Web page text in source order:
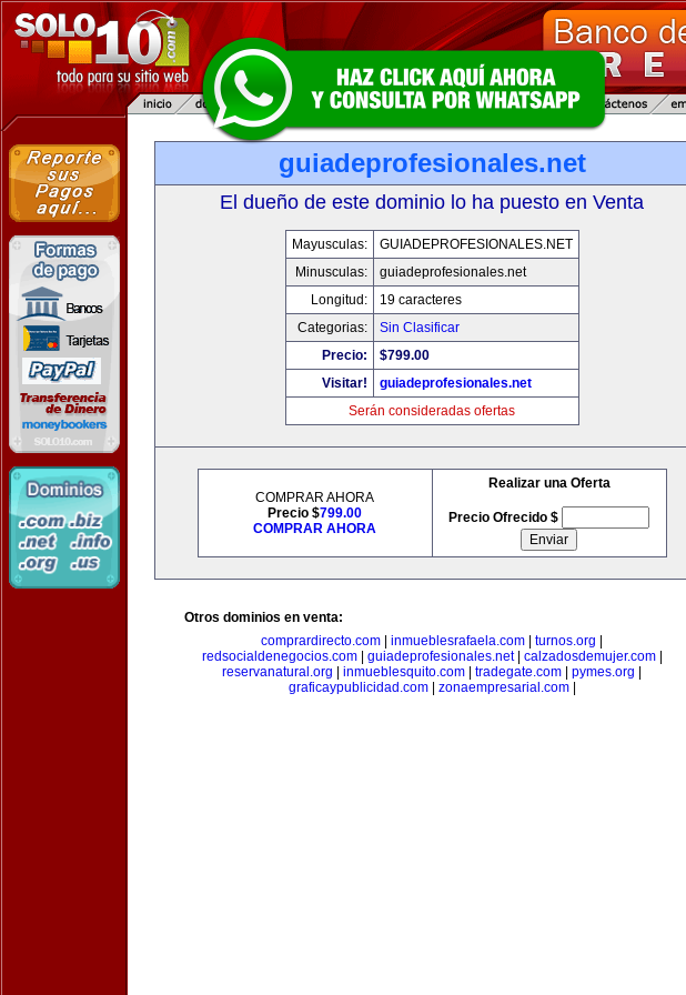
guiadeprofesionales.net
El dueño de este dominio lo ha puesto en Venta
Mayusculas:
GUIADEPROFESIONALES.NET
Minusculas:
guiadeprofesionales.net
Longitud:
19 caracteres
Categorias:
Sin Clasificar
Precio:
$799.00
Visitar!
guiadeprofesionales.net
Serán consideradas ofertas
COMPRAR AHORA
Precio $799.00
COMPRAR AHORA
Realizar una Oferta
Precio Ofrecido $
Otros dominios en venta:
comprardirecto.com
inmueblesrafaela.com turnos.org
redsocialdenegocios.com| guiadeprofesionales.net| calzadosdemujer.com|
reservanatural.org
inmueblesquito.com tradegate.com pymes.org
graficaypublicidad.com| zonaempresarial.com|